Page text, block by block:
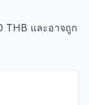
THB และอาจถูก